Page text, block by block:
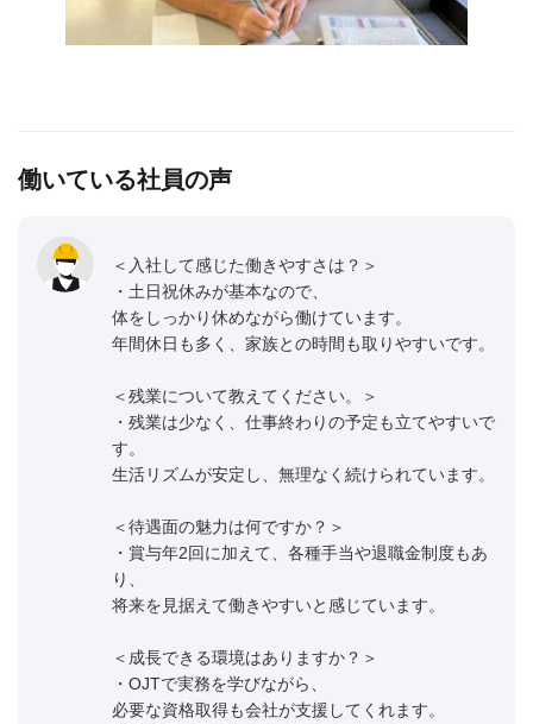
働いている社員の声
＜入社して感じた働きやすさは？＞
・土日祝休みが基本なので、
体をしっかり休めながら働けています。
年間休日も多く、家族との時間も取りやすいです。
＜残業について教えてください。＞
・残業は少なく、仕事終わりの予定も立てやすいで
す。
生活リズムが安定し、無理なく続けられています。
＜待遇面の魅力は何ですか？＞
・賞与年2回に加えて、各種手当や退職金制度もあ
り、
将来を見据えて働きやすいと感じています。
＜成長できる環境はありますか？＞
・OJTで実務を学びながら、
必要な資格取得も会社が支援してくれます。